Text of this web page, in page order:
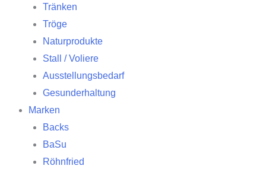
Tränken
Tröge
Naturprodukte
Stall / Voliere
Ausstellungsbedarf
Gesunderhaltung
Marken
Backs
BaSu
Röhnfried